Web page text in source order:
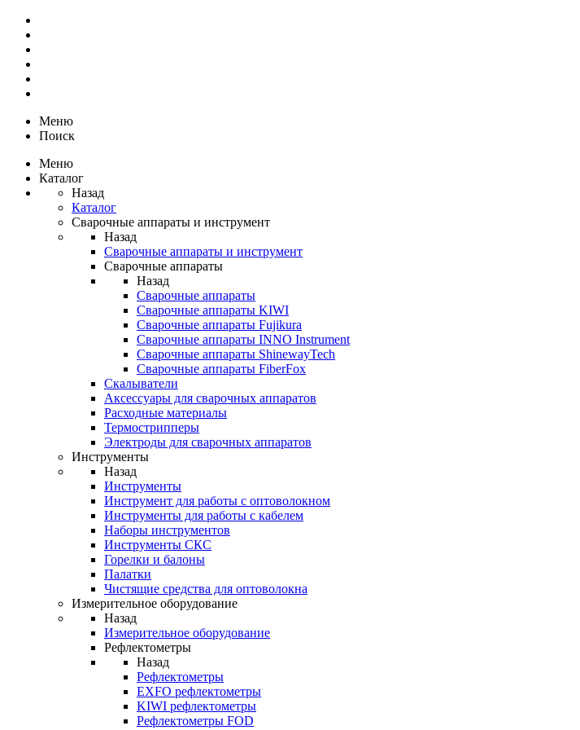
Меню
Поиск
Меню
Каталог
Назад
Каталог
Сварочные аппараты и инструмент
Назад
Сварочные аппараты и инструмент
Сварочные аппараты
Назад
Сварочные аппараты
Сварочные аппараты KIWI
Сварочные аппараты Fujikura
Сварочные аппараты INNO Instrument
Сварочные аппараты ShinewayTech
Cварочные аппараты FiberFox
Скалыватели
Аксессуары для сварочных аппаратов
Расходные материалы
Термострипперы
Электроды для сварочных аппаратов
Инструменты
Назад
Инструменты
Инструмент для работы с оптоволокном
Инструменты для работы с кабелем
Наборы инструментов
Инструменты СКС
Горелки и балоны
Палатки
Чистящие средства для оптоволокна
Измерительное оборудование
Назад
Измерительное оборудование
Рефлектометры
Назад
Рефлектометры
EXFO рефлектометры
KIWI рефлектометры
Рефлектометры FOD